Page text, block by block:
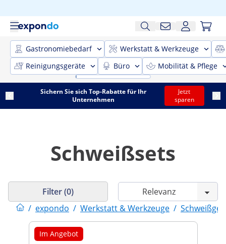
Gastronomiebedarf
Werkstatt & Werkzeuge
Reinigungsgeräte
Büro Mobilität & Pflege
Sichern Sie sich Top-Rabatte für Ihr
Unternehmen
Jetzt
sparen
Schweißsets
/ expondo / Werkstatt & Werkzeuge /
Filter (0)
Im Angebot